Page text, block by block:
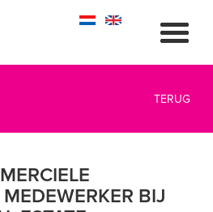
TERUG
BIJ